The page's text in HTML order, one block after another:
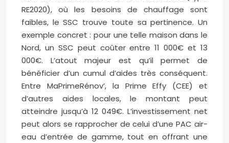
RE2020), où les besoins de chauffage sont
faibles, le SSC trouve toute sa pertinence. Un
exemple concret : pour une telle maison dans le
Nord, un SSC peut coûter entre 11 000€ et 13
000€. L’atout majeur est qu’il permet de
bénéficier d’un cumul d’aides très conséquent.
Entre MaPrimeRénov’, la Prime Effy (CEE) et
d’autres aides locales, le montant peut
atteindre jusqu’à 12 049€. L’investissement net
peut alors se rapprocher de celui d’une PAC air-
eau d’entrée de gamme, tout en offrant une